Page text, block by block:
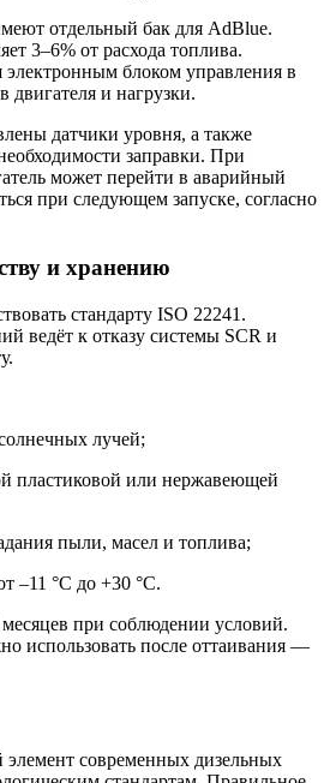
отдельный бак для AdBlue.
3–6% от расхода топлива.
электронным блоком управления в
двигателя и нагрузки.
датчики уровня, а также
заправки. При
может перейти в аварийный
при следующем запуске, согласно
и хранению
стандарту ISO 22241.
ведёт к отказу системы SCR и
лучей;
пластиковой или нержавеющей
пыли, масел и топлива;
–11 °C до +30 °C.
при соблюдении условий.
использовать после оттаивания —
современных дизельных